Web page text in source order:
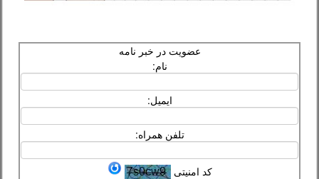
عضویت در خبر نامه
نام:
ایمیل:
تلفن همراه:
کد امنیتی